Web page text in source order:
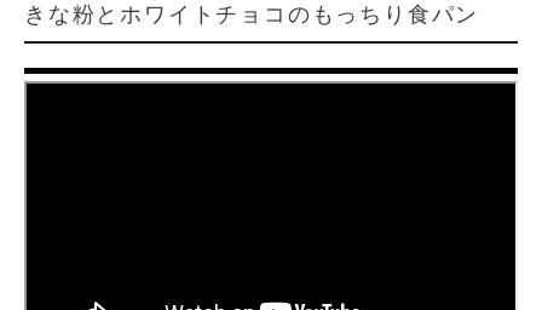
きな粉とホワイトチョコのもっちり食パン